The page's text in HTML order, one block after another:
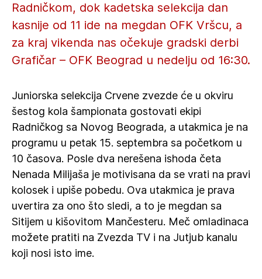
Radničkom, dok kadetska selekcija dan
kasnije od 11 ide na megdan OFK Vršcu, a
za kraj vikenda nas očekuje gradski derbi
Grafičar – OFK Beograd u nedelju od 16:30.
Juniorska selekcija Crvene zvezde će u okviru
šestog kola šampionata gostovati ekipi
Radničkog sa Novog Beograda, a utakmica je na
programu u petak 15. septembra sa početkom u
10 časova. Posle dva nerešena ishoda četa
Nenada Milijaša je motivisana da se vrati na pravi
kolosek i upiše pobedu. Ova utakmica je prava
uvertira za ono što sledi, a to je megdan sa
Sitijem u kišovitom Mančesteru. Meč omladinaca
možete pratiti na Zvezda TV i na Jutjub kanalu
koji nosi isto ime.